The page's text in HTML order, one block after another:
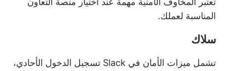
المناسبة لعملك.
سلاك
تشمل ميزات الأمان في Slack تسجيل الدخول الأحادي،